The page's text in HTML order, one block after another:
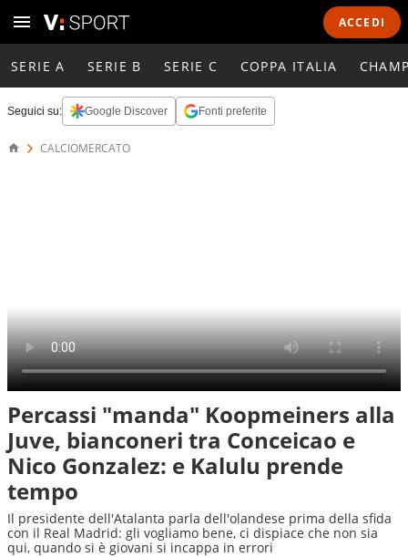
ACCEDI
SERIE A SERIE B SERIE C COPPA ITALIA
Seguici su: Google Discover Fonti preferite
CALCIOMERCATO
Percassi "manda" Koopmeiners alla
Juve, bianconeri tra Conceicao e
Nico Gonzalez: e Kalulu prende
tempo
Il presidente dell'Atalanta parla dell'olandese prima della sfida
con il Real Madrid: gli vogliamo bene, ci dispiace che non sia
qui, quando si è giovani si incappa in errori